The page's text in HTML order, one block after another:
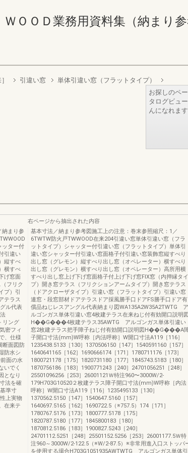
ＯＯＤ業務用資料集（納まり
引違い窓 単体引違い窓（フラットタイプ）
お探しのペ
タログビュ
んになれます
納まり参
ッター付
引違い
縦すべ
横すべ
げ窓面
フリク
プ）引
テラス
ル代表
リング
密フィ
、仕様
断面図防
防水シ
面の水
いでく
となり
法を確
準寸
上実物
在来テ
右ページから抽出された内容
基本寸法／納まり参考図施工上の注意：巻末参照縮尺：1／
6TWTW防火戸TWWOOD在来204引違い窓単体引違い窓（フラ
ットタイプ）シャッター付引違い窓（フラットタイプ）単体引
違い窓シャッター付引違い窓面格子付引違い窓装飾窓縦すべり
出し窓（グレモン）縦すべり出し窓（オペレーター）横すべり
出し窓（グレモン）横すべり出し窓（オペレーター）高所用横
すべり出し窓上げ下げ窓面格子付上げ下げ窓FIX窓（内押縁タイ
プ）開き窓テラス（フリクションアームタイプ）開き窓テラス
（ドアクローザタイプ）引違い窓（フラットタイプ）引違い窓
連窓・段窓部材ドアテラスドア採風勝手口ドアFS勝手口ドア有
償品ねじレスアングル代表納まり図WA135A2W35A2TWTG ア
ルゴンガス単体引違い窓4枚建テラス在来ねじ付有効開口説明図
H��G���4枚建テラス35AWTG アルゴンガス単体引違い
窓2枚建テラス把手障子ねじ付有効開口説明図H��G���A
子開口寸法(mm)W呼称［内法呼称］W開口寸法A119［116］
1235438.5133［130］1370506150［147］1540591160［157］
1640641165［162］1690666174［171］1780711176［173］
1800721178［175］1820731180［177］1845743.5183［180］
1870756186［183］1900771243［240］24701056251［248］
25501096256［253］26001121Ｗ特注960〜3000W/2-
179H703G10520２枚建テラス障子開口寸法(mm)W呼称［内法
呼称］W開口寸法A119［116］1235495133［130］
1370562.5150［147］1540647.5160［157］
1640697.5165［162］1690722.5（※757.5）174［171］
1780767.5176［173］1800777.5178［175］
1820787.5180［177］1845800183［180］
1870812.5186［183］1900827.5243［240］
24701112.5251［248］25501152.5256［253］26001177.5Ｗ特
注960～3000W/2-122.5（※W/2-87.5）※非常用進入口ストッパ
を使用する場合H703G1051935AWTWTG アルゴンガス単体引